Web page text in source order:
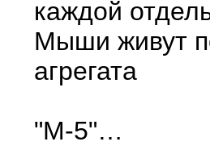
каждой
Мыши живут
агрегата
"М-5"…